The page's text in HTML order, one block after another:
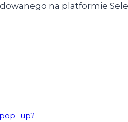
na platformie
up?